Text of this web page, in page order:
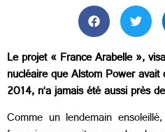
Le projet « France Arabelle »,
nucléaire que Alstom Power
2014, n‘a jamais été aussi près
Comme un lendemain